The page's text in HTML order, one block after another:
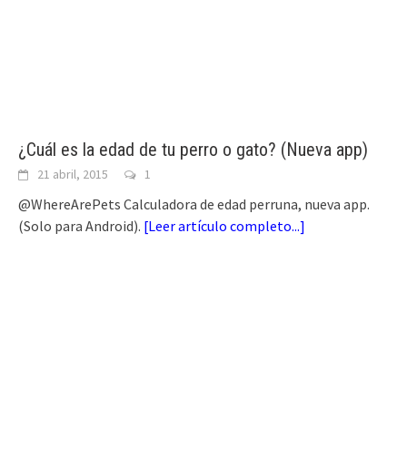
¿Cuál es la edad de tu perro o gato? (Nueva app)
21 abril, 2015 1
@WhereArePets Calculadora de edad perruna, nueva app.
(Solo para Android). [Leer artículo completo...]